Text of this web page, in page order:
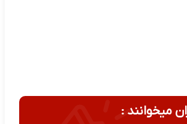
میخوانند :